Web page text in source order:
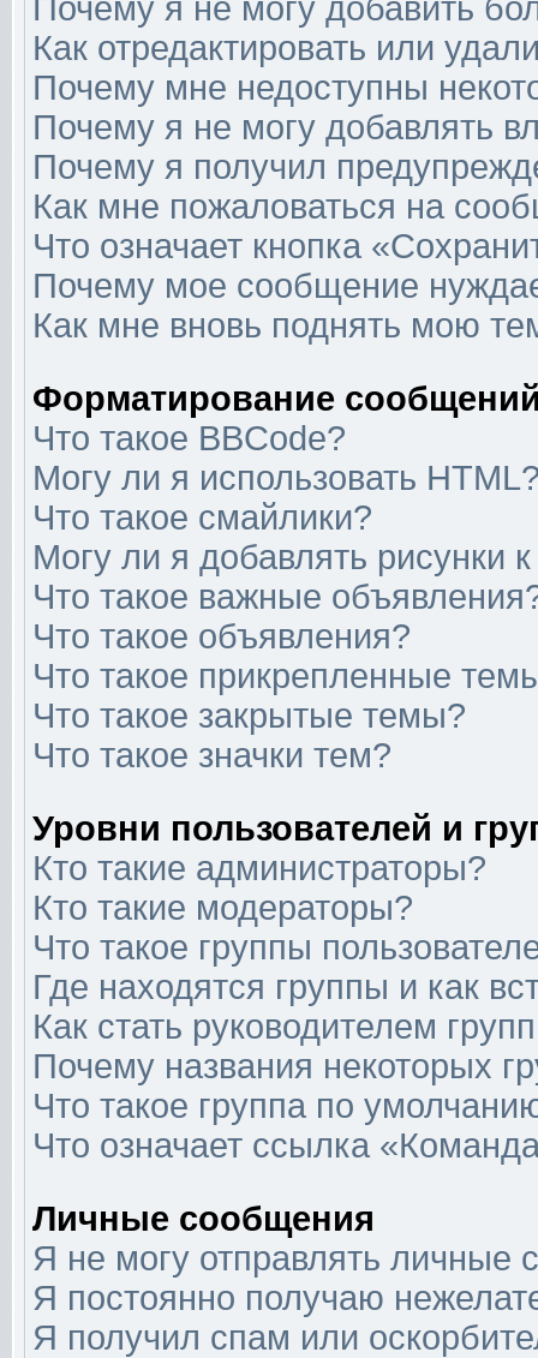
Почему я не могу добавить
Как отредактировать или
Почему мне недоступны
Почему я не могу добавлять
Почему я получил
Как мне пожаловаться на
Что означает кнопка
Почему мое сообщение
Как мне вновь поднять мою
Форматирование
Что такое BBCode?
Могу ли я использовать
Что такое смайлики?
Могу ли я добавлять рисунки
Что такое важные
Что такое объявления?
Что такое прикрепленные
Что такое закрытые темы?
Что такое значки тем?
Уровни пользователей и
Кто такие администраторы?
Кто такие модераторы?
Что такое группы
Где находятся группы и как
Как стать руководителем
Почему названия некоторых
Что такое группа по
Что означает ссылка
Личные сообщения
Я не могу отправлять личные
Я постоянно получаю
Я получил спам или